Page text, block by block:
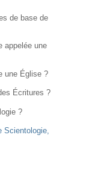
de base de
appelée une
une Église ?
Écritures ?
?
Scientologie,